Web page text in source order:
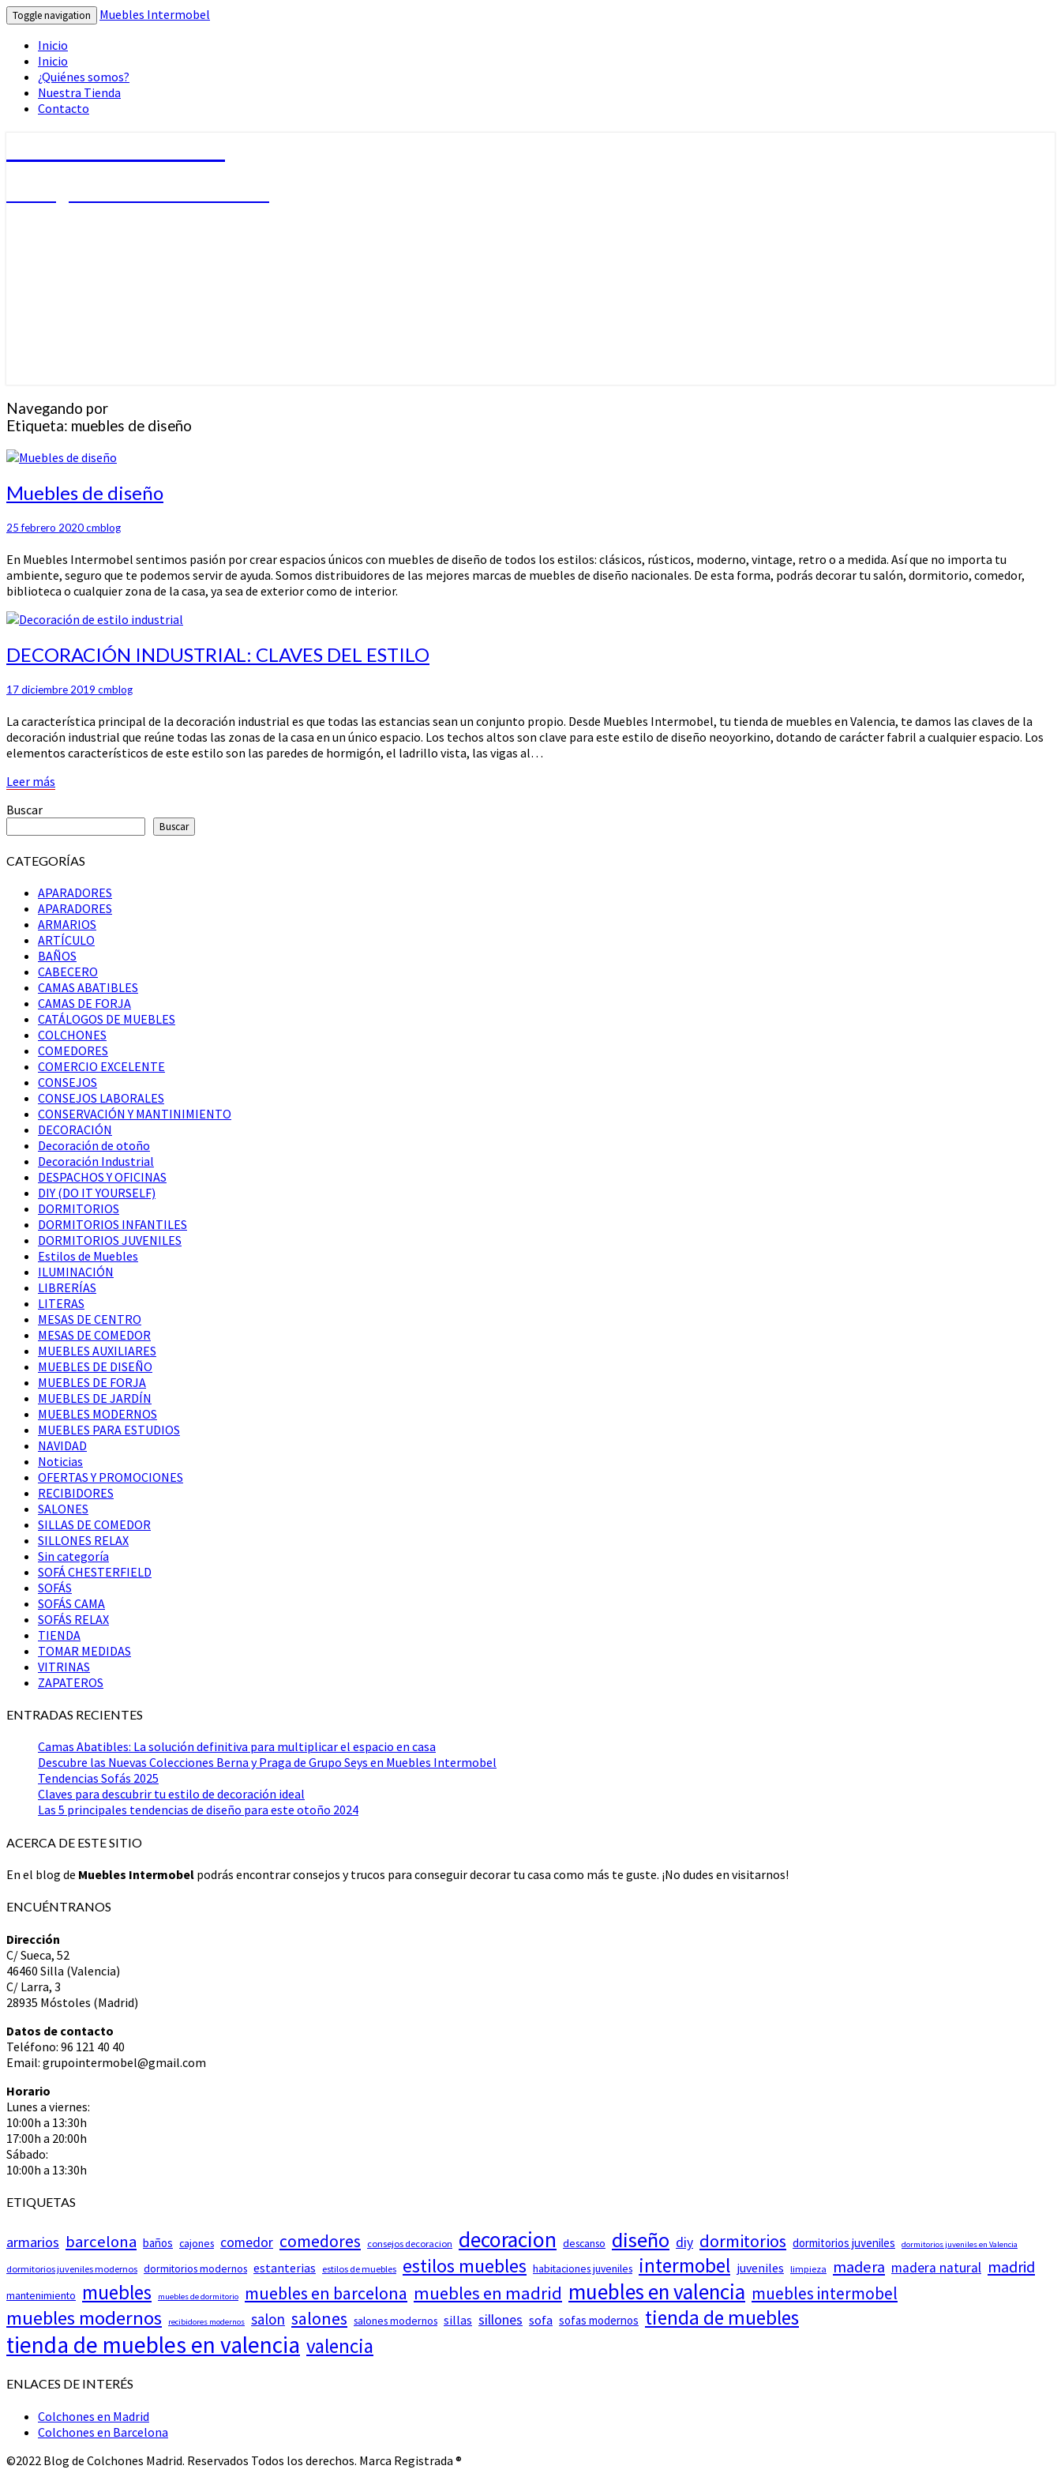
Toggle navigation
Muebles Intermobel
Inicio
Inicio
¿Quiénes somos?
Nuestra Tienda
Contacto
Navegando por
Etiqueta: muebles de diseño
Muebles
de
Muebles de diseño
25 febrero 2020cmblog
En Muebles Intermobel sentimos pasión por crear espacios únicos con muebles de diseño de todos los estilos: clásicos, rústicos, moderno, vintage, retro o a medida. Así que no importa tu
ambiente, seguro que te podemos servir de ayuda. Somos distribuidores de las mejores marcas de muebles de diseño nacionales. De esta forma, podrás decorar tu salón, dormitorio, comedor,
biblioteca o cualquier zona de la casa, ya sea de exterior como de interior.
DECORACIÓN
INDUSTRIAL:
CLAVES
DEL
ESTILO
DECORACIÓN INDUSTRIAL: CLAVES DEL ESTILO
17 diciembre 2019 cmblog
La característica principal de la decoración industrial es que todas las estancias sean un conjunto propio. Desde Muebles Intermobel, tu tienda de muebles en Valencia, te damos las claves de la
decoración industrial que reúne todas las zonas de la casa en un único espacio. Los techos altos son clave para este estilo de diseño neoyorkino, dotando de carácter fabril a cualquier espacio. Los
elementos característicos de este estilo son las paredes de hormigón, el ladrillo vista, las vigas al…
Leer más
Buscar
Buscar
CATEGORÍAS
APARADORES
APARADORES
ARMARIOS
ARTÍCULO
BAÑOS
CABECERO
CAMAS ABATIBLES
CAMAS DE FORJA
CATÁLOGOS DE MUEBLES
COLCHONES
COMEDORES
COMERCIO EXCELENTE
CONSEJOS
CONSEJOS LABORALES
CONSERVACIÓN Y MANTINIMIENTO
DECORACIÓN
Decoración de otoño
Decoración Industrial
DESPACHOS Y OFICINAS
DIY (DO IT YOURSELF)
DORMITORIOS
DORMITORIOS INFANTILES
DORMITORIOS JUVENILES
Estilos de Muebles
ILUMINACIÓN
LIBRERÍAS
LITERAS
MESAS DE CENTRO
MESAS DE COMEDOR
MUEBLES AUXILIARES
MUEBLES DE DISEÑO
MUEBLES DE FORJA
MUEBLES DE JARDÍN
MUEBLES MODERNOS
MUEBLES PARA ESTUDIOS
NAVIDAD
Noticias
OFERTAS Y PROMOCIONES
RECIBIDORES
SALONES
SILLAS DE COMEDOR
SILLONES RELAX
Sin categoría
SOFÁ CHESTERFIELD
SOFÁS
SOFÁS CAMA
SOFÁS RELAX
TIENDA
TOMAR MEDIDAS
VITRINAS
ZAPATEROS
ENTRADAS RECIENTES
Camas Abatibles: La solución definitiva para multiplicar el espacio en casa
Descubre las Nuevas Colecciones Berna y Praga de Grupo Seys en Muebles Intermobel
Tendencias Sofás 2025
Claves para descubrir tu estilo de decoración ideal
Las 5 principales tendencias de diseño para este otoño 2024
ACERCA DE ESTE SITIO
En el blog de Muebles Intermobel podrás encontrar consejos y trucos para conseguir decorar tu casa como más te guste. ¡No dudes en visitarnos!
ENCUÉNTRANOS
Dirección
C/ Sueca, 52
46460 Silla (Valencia)
C/ Larra, 3
28935 Móstoles (Madrid)
Datos de contacto
Teléfono: 96 121 40 40
Email: grupointermobel@gmail.com
Horario
Lunes a viernes:
10:00h a 13:30h
17:00h a 20:00h
Sábado:
10:00h a 13:30h
ETIQUETAS
armarios barcelona baños cajones comedor comedores consejos decoracion decoracion descanso diseño diy dormitorios dormitorios juveniles dormitorios juveniles en Valencia
dormitorios juveniles modernos dormitorios modernos estanterias estilos de muebles estilos muebles habitaciones juveniles intermobel juveniles limpieza madera madera natural madrid
mantenimiento muebles muebles de dormitorio muebles en barcelona muebles en madrid muebles en valencia muebles intermobel
muebles modernos recibidores modernos salon salones salones modernos sillas sillones sofa sofas modernos tienda de muebles
tienda de muebles en valencia valencia
ENLACES DE INTERÉS
Colchones en Madrid
Colchones en Barcelona
©2022 Blog de Colchones Madrid. Reservados Todos los derechos. Marca Registrada ®